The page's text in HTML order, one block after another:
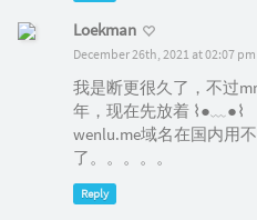
Loekman
December 26th, 2021 at 02:07 pm
我是断更很久了，不过
年，现在先放着 ⌇●﹏●⌇
wenlu.me域名在国内用
了。。。。。
Reply